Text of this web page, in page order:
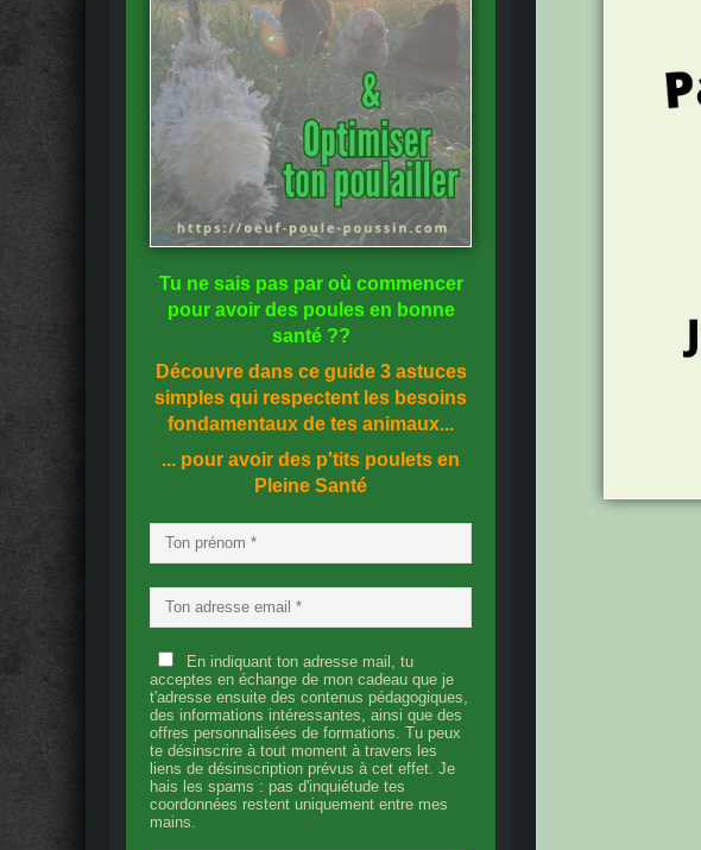
Tu ne sais pas par où commencer
pour avoir des poules en bonne
santé??
Découvre dans ce guide 3 astuces
simples qui respectent les besoins
fondamentaux de tes animaux...
... pour avoir des p'tits poulets en
Pleine Santé
En indiquant ton adresse mail, tu
acceptes en échange de mon cadeau que je
t'adresse ensuite des contenus pédagogiques,
des informations intéressantes, ainsi que des
offres personnalisées de formations. Tu peux
te désinscrire à tout moment à travers les
liens de désinscription prévus à cet effet. Je
hais les spams : pas d'inquiétude tes
coordonnées restent uniquement entre mes
mains.